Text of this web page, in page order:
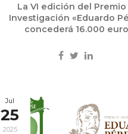
La VI edición del Premio
Investigación «Eduardo
concederá 16.000
Jul
25
2025